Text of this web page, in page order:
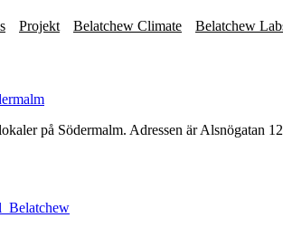
Projekt Belatchew Climate Belatchew
på Södermalm. Adressen är Alsnögatan